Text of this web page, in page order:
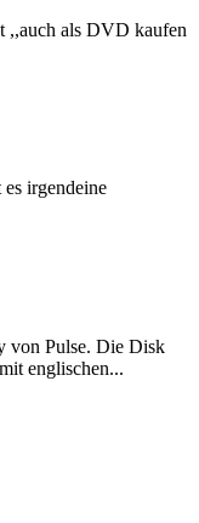
,,auch als DVD kaufen
irgendeine
von Pulse. Die Disk
englischen...